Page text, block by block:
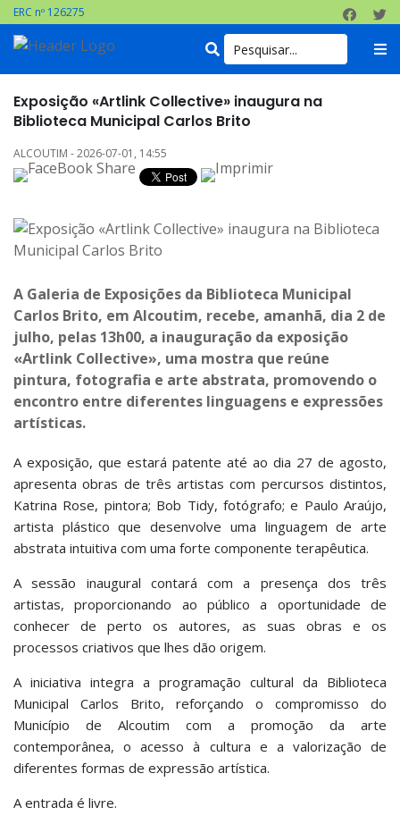
ERC nº 126275
Exposição «Artlink Collective» inaugura na
Biblioteca Municipal Carlos Brito
ALCOUTIM - 2026-07-01, 14:55
A Galeria de Exposições da Biblioteca Municipal
Carlos Brito, em Alcoutim, recebe, amanhã, dia 2 de
julho, pelas 13h00, a inauguração da exposição
«Artlink Collective», uma mostra que reúne
pintura, fotografia e arte abstrata, promovendo o
encontro entre diferentes linguagens e expressões
artísticas.
A exposição, que estará patente até ao dia 27 de agosto,
apresenta obras de três artistas com percursos distintos,
Katrina Rose, pintora; Bob Tidy, fotógrafo; e Paulo Araújo,
artista plástico que desenvolve uma linguagem de arte
abstrata intuitiva com uma forte componente terapêutica.
A sessão inaugural contará com a presença dos três
artistas, proporcionando ao público a oportunidade de
conhecer de perto os autores, as suas obras e os
processos criativos que lhes dão origem.
A iniciativa integra a programação cultural da Biblioteca
Municipal Carlos Brito, reforçando o compromisso do
Município de Alcoutim com a promoção da arte
contemporânea, o acesso à cultura e a valorização de
diferentes formas de expressão artística.
A entrada é livre.